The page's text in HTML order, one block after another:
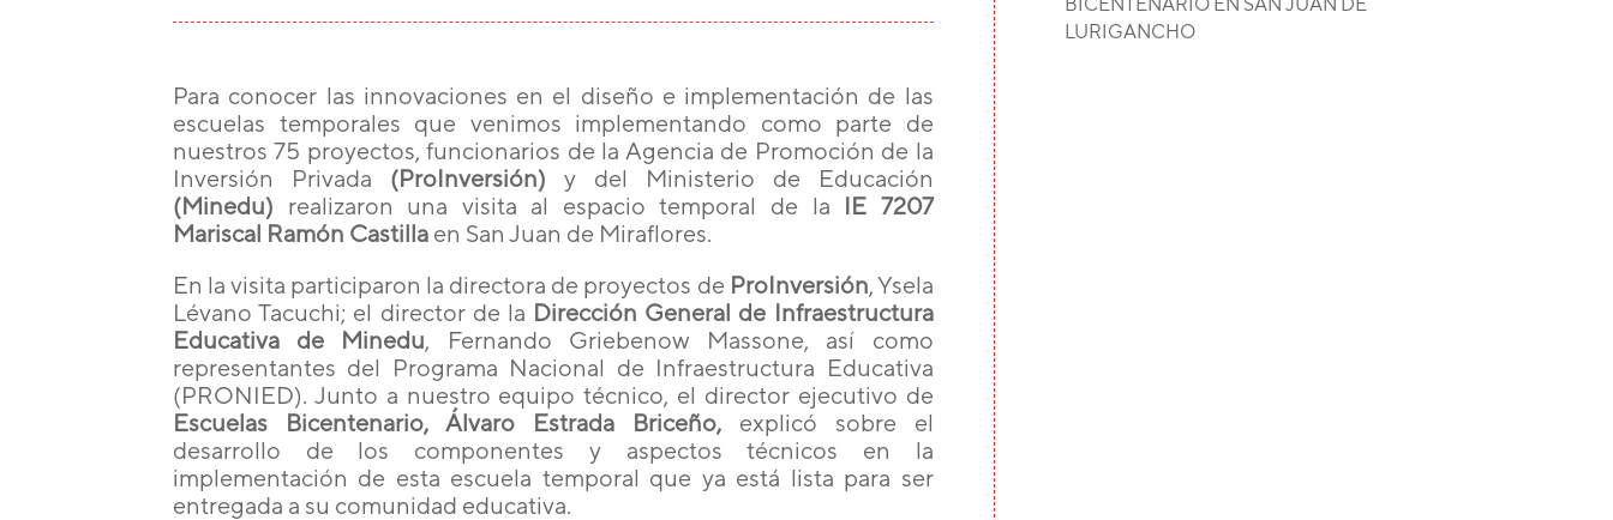
Para conocer las innovaciones en el diseño e implementación de las
escuelas temporales que venimos implementando como parte de
nuestros 75 proyectos, funcionarios de la Agencia de Promoción de la
Inversión Privada (ProInversión) y del Ministerio de Educación
(Minedu) realizaron una visita al espacio temporal de la IE 7207
Mariscal Ramón Castilla en San Juan de Miraflores.
En la visita participaron la directora de proyectos de ProInversión, Ysela
Lévano Tacuchi; el director de la Dirección General de Infraestructura
Educativa de Minedu, Fernando Griebenow Massone, así como
representantes del Programa Nacional de Infraestructura Educativa
(PRONIED). Junto a nuestro equipo técnico, el director ejecutivo de
Escuelas Bicentenario, Álvaro Estrada Briceño,explicó sobre el
desarrollo de los componentes y aspectos técnicos en la
implementación de esta escuela temporal que ya está lista para ser
entregada a su comunidad educativa.
LURIGANCHO